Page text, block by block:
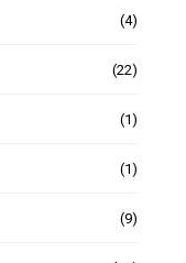
(4)
(22)
(1)
(1)
(9)